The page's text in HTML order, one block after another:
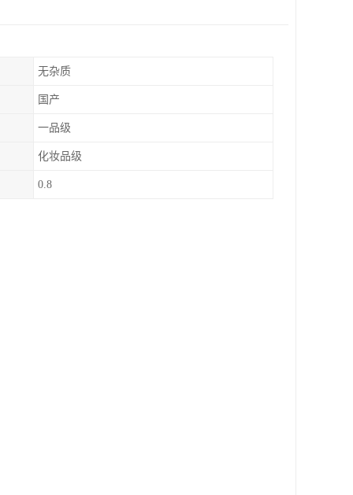
无杂质
国产
一品级
化妆品级
0.8